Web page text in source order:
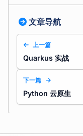
文章导航
上一篇
Quarkus 实战
下一篇
Python 云原生